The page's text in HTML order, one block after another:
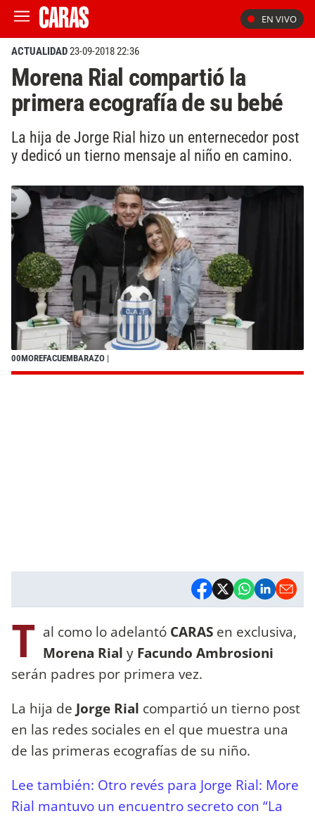
EN VIVO
ACTUALIDAD23-09-2018 22:36
Morena Rial compartió la
primera ecografía de su bebé
La hija de Jorge Rial hizo un enternecedor post
y dedicó un tierno mensaje al niño en camino.
00MOREFACUEMBARAZO |
T al como lo adelantó CARAS en exclusiva,
Morena Rial y Facundo Ambrosioni
serán padres por primera vez.
La hija de Jorge Rial compartió un tierno post
en las redes sociales en el que muestra una
de las primeras ecografías de su niño.
Lee también: Otro revés para Jorge Rial: More
Rial mantuvo un encuentro secreto con “La